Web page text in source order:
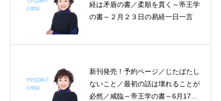
経は矛盾の書／柔順を貫く～帝王学
の書～２月２３日の易経一日一言
新刊発売！予約ページ／じたばたし
ないこと／最初の話は壊れることが
必然／咸臨～帝王学の書～6月17～